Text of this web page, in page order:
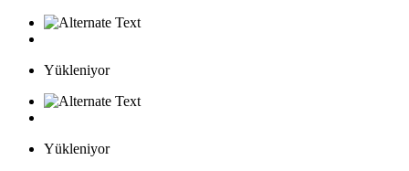
Yükleniyor
Yükleniyor